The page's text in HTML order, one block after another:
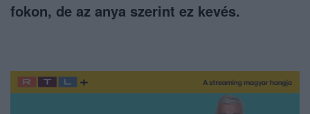
fokon, de az anya szerint ez kevés.